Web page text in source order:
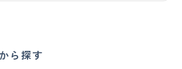
ら探す